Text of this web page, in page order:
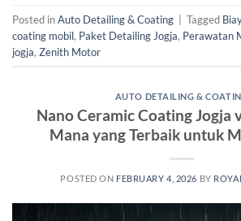
Posted inAuto Detailing & Coating Tagged
coating mobil, Paket Detailing Jogja, Perawatan
jogja, Zenith Motor
AUTO DETAILING &
Nano Ceramic Coating Jogja
Mana yang Terbaik untuk
POSTED ON FEBRUARY 4, 2026 BY